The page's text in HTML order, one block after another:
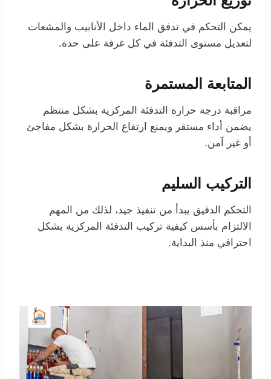
يمكن التحكم في تدفق الماء داخل الأنابيب والمشعات
لتعديل مستوى التدفئة في كل غرفة على حدة.
المتابعة المستمرة
مراقبة درجة حرارة التدفئة المركزية بشكل منتظم
يضمن أداء مستقر ويمنع ارتفاع الحرارة بشكل مفاجئ
أو غير آمن.
التركيب السليم
التحكم الدقيق يبدأ من تنفيذ جيد، لذلك من المهم
الالتزام بأسس كيفية تركيب التدفئة المركزية بشكل
احترافي منذ البداية.